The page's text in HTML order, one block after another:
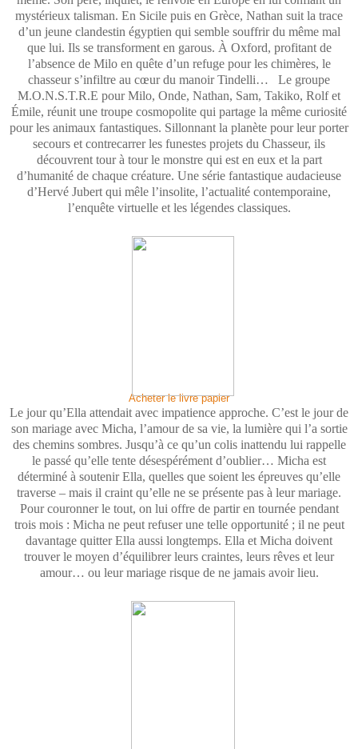
mystérieux talisman. En Sicile puis en Grèce, Nathan suit la trace
d’un jeune clandestin égyptien qui semble souffrir du même mal
que lui. Ils se transforment en garous. À Oxford, profitant de
l’absence de Milo en quête d’un refuge pour les chimères, le
chasseur s’infiltre au cœur du manoir Tindelli… Le groupe
M.O.N.S.T.R.E pour Milo, Onde, Nathan, Sam, Takiko, Rolf et
Émile, réunit une troupe cosmopolite qui partage la même curiosité
pour les animaux fantastiques. Sillonnant la planète pour leur porter
secours et contrecarrer les funestes projets du Chasseur, ils
découvrent tour à tour le monstre qui est en eux et la part
d’humanité de chaque créature. Une série fantastique audacieuse
d’Hervé Jubert qui mêle l’insolite, l’actualité contemporaine,
l’enquête virtuelle et les légendes classiques.
Acheter le livre papier
Le jour qu’Ella attendait avec impatience approche. C’est le jour de
son mariage avec Micha, l’amour de sa vie, la lumière qui l’a sortie
des chemins sombres. Jusqu’à ce qu’un colis inattendu lui rappelle
le passé qu’elle tente désespérément d’oublier… Micha est
déterminé à soutenir Ella, quelles que soient les épreuves qu’elle
traverse – mais il craint qu’elle ne se présente pas à leur mariage.
Pour couronner le tout, on lui offre de partir en tournée pendant
trois mois : Micha ne peut refuser une telle opportunité ; il ne peut
davantage quitter Ella aussi longtemps. Ella et Micha doivent
trouver le moyen d’équilibrer leurs craintes, leurs rêves et leur
amour… ou leur mariage risque de ne jamais avoir lieu.